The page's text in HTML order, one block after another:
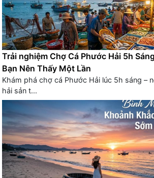
Trải nghiệm Chợ Cá Phước Hải 5h
Bạn Nên Thấy Một Lần
Khám phá chợ cá Phước Hải lúc 5h sáng –
hải sản t...